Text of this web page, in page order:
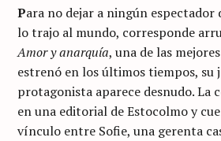
Á
S
A
R
U
S
I
Para no dejar a ningún
lo trajo al mundo, corresponde
Amor y anarquía, una de las
estrenó en los últimos tiempos, su
protagonista aparece desnudo. La
en una editorial de Estocolmo y
vínculo entre Sofie, una gerenta